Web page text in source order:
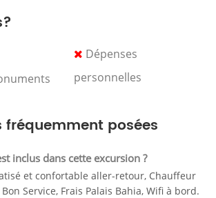
également chez un herboriste pour
marocaine.
Dépenses
personnelles
fréquemment posées
inclus dans cette excursion ?
et confortable aller-retour, Chauffeur
Service, Frais Palais Bahia, Wifi à bord.